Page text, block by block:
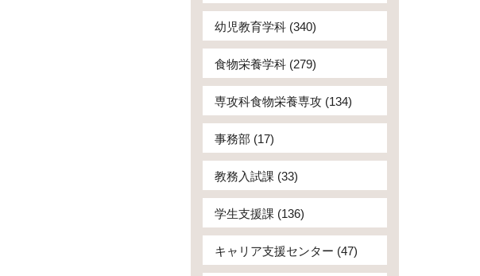
幼児教育学科 (340)
食物栄養学科 (279)
専攻科食物栄養専攻 (134)
事務部 (17)
教務入試課 (33)
学生支援課 (136)
キャリア支援センター (47)